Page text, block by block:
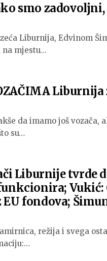
smo
Liburnija, Edvinom
na mjestu…
da imamo još vozača,
su…
Liburnije tvrde
Vukić:
fondova;
režija i svega